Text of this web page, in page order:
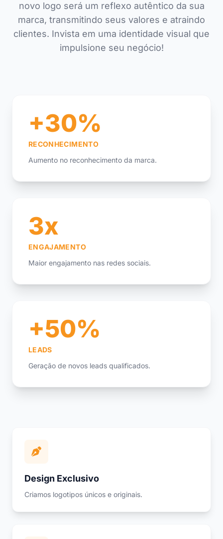
novo logo será um reflexo autêntico da sua
marca, transmitindo seus valores e atraindo
clientes. Invista em uma identidade visual que
impulsione seu negócio!
+30%
RECONHECIMENTO
Aumento no reconhecimento da marca.
3x
ENGAJAMENTO
Maior engajamento nas redes sociais.
+50%
LEADS
Geração de novos leads qualificados.
Design Exclusivo
Criamos logotipos únicos e originais.